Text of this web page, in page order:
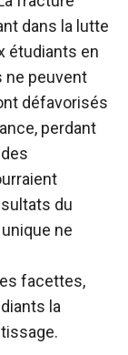
dans la lutte
étudiants en
ne peuvent
défavorisés
perdant
du
ne
facettes,
la